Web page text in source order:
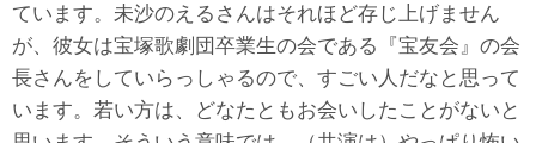
ています。未沙のえるさんはそれほど存じ上げません
が、彼女は宝塚歌劇団卒業生の会である『宝友会』の会
長さんをしていらっしゃるので、すごい人だなと思って
います。若い方は、どなたともお会いしたことがないと